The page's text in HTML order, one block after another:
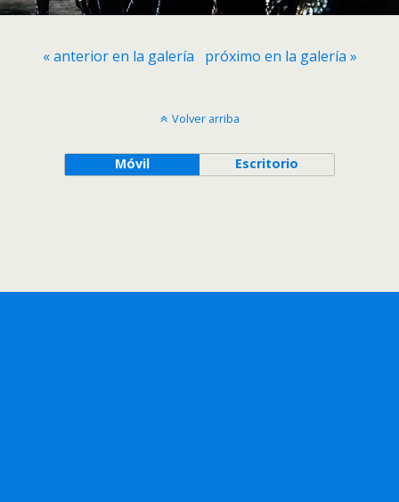
« anterior en la galería próximo en la galería »
Volver arriba
Móvil Escritorio